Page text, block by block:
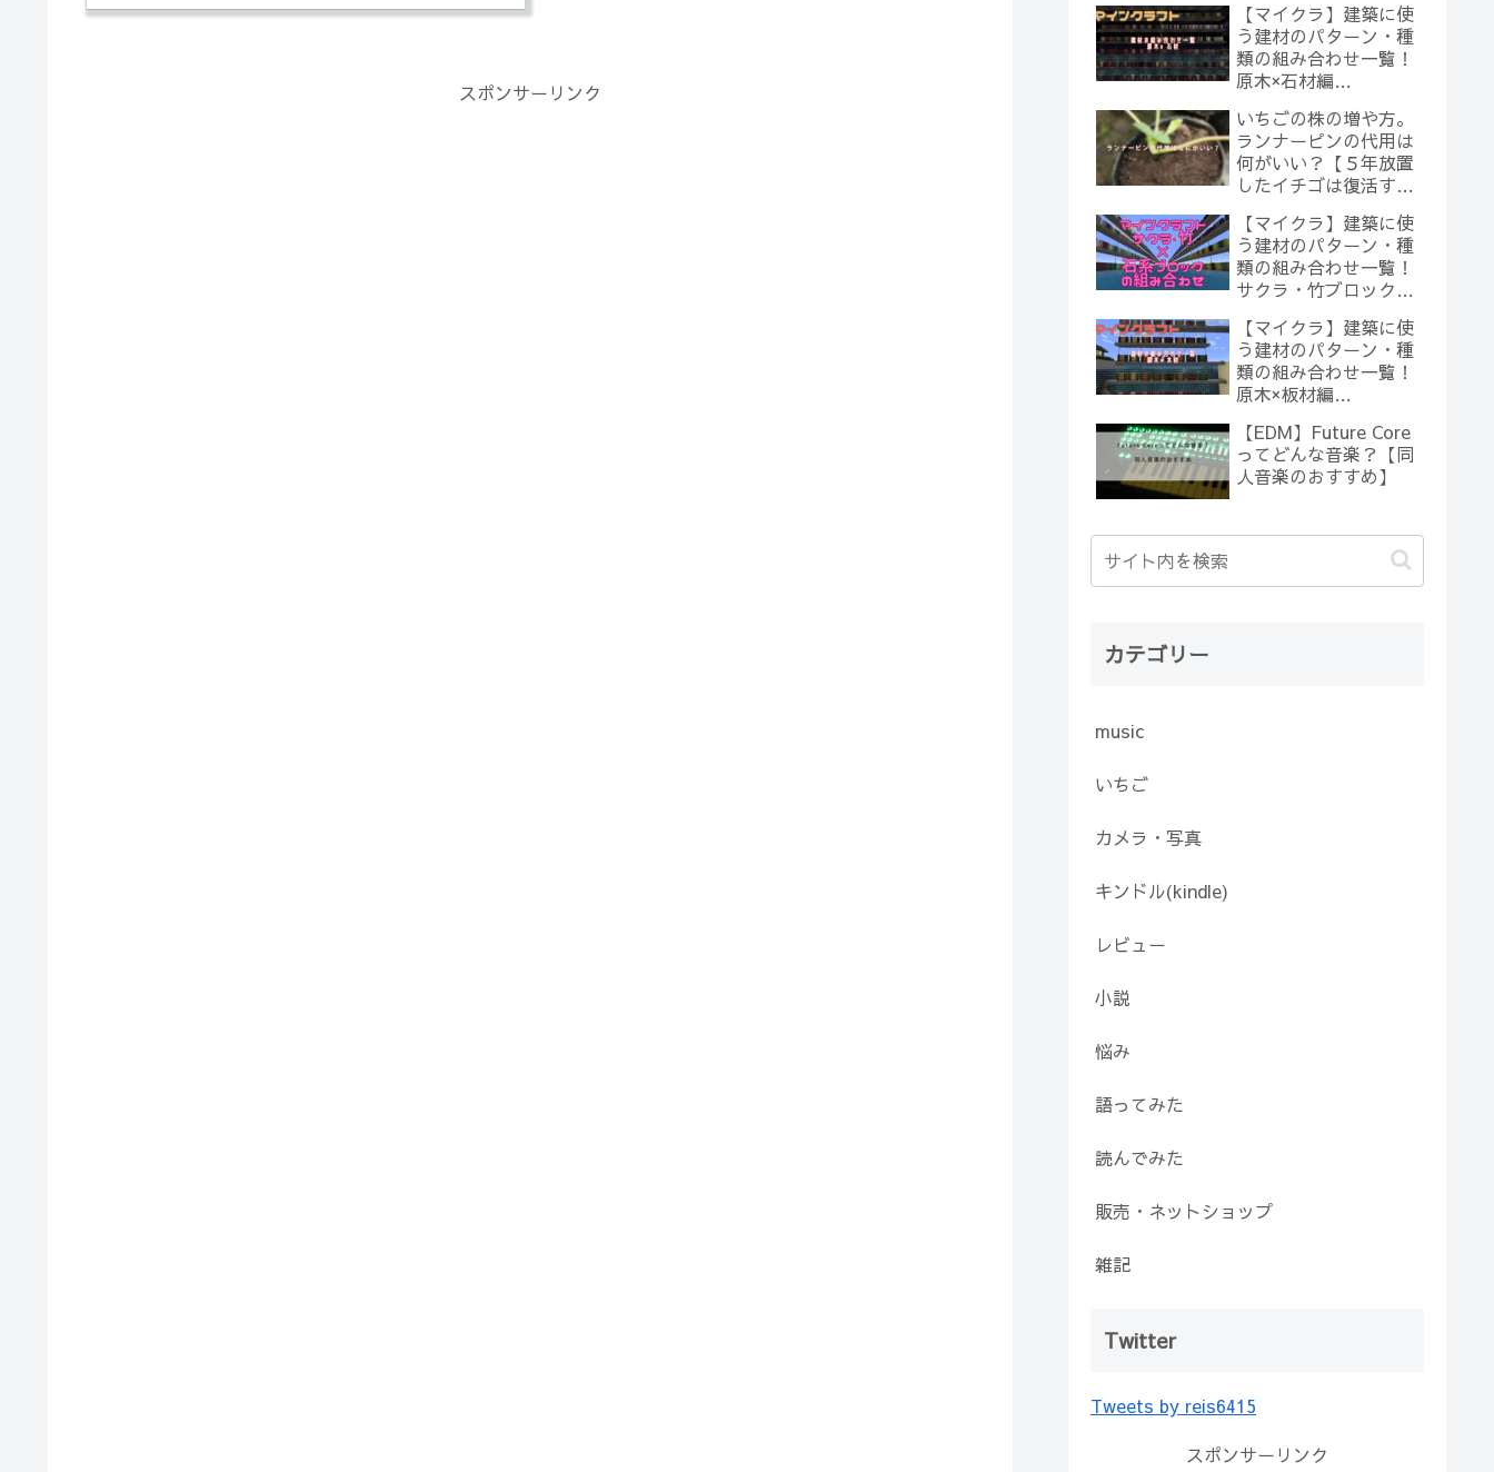
スポンサーリンク
【マイクラ】建築に使
う建材のパターン・種
類の組み合わせ一覧！
原木×石材編
いちごの株の増や方。
ランナーピンの代用は
何がいい？【５年放置
したイチゴは復活する
【マイクラ】建築に使
う建材のパターン・種
類の組み合わせ一覧！
サクラ・竹ブロック×
【Minecraft】
【マイクラ】建築に使
う建材のパターン・種
類の組み合わせ一覧！
原木×板材編
【EDM】Future Core
ってどんな音楽？【同
人音楽のおすすめ】
カテゴリー
music
いちご
カメラ・写真
キンドル(kindle)
レビュー
小説
悩み
語ってみた
読んでみた
販売・ネットショップ
雑記
Twitter
Tweets by reis6415
スポンサーリンク